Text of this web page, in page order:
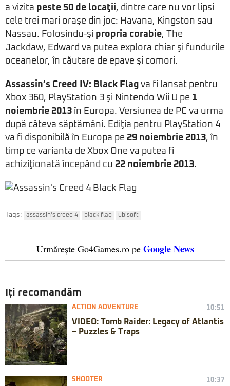
a vizita peste 50 de locaţii, dintre care nu vor lipsi
cele trei mari oraşe din joc: Havana, Kingston sau
Nassau. Folosindu-şi propria corabie, The
Jackdaw, Edward va putea explora chiar şi fundurile
oceanelor, în căutare de epave şi comori.
Assassin’s Creed IV: Black Flag va fi lansat pentru
Xbox 360, PlayStation 3 şi Nintendo Wii U pe 1
noiembrie 2013 în Europa. Versiunea de PC va urma
după câteva săptămâni. Ediţia pentru PlayStation 4
va fi disponibilă în Europa pe 29 noiembrie 2013, în
timp ce varianta de Xbox One va putea fi
achiziţionată începând cu 22 noiembrie 2013.
Tags: assassin's creed 4 black flag ubisoft
Urmărește Go4Games.ro pe Google News
Iți recomandăm
ACTION ADVENTURE 10:51
VIDEO: Tomb Raider: Legacy of Atlantis
– Puzzles & Traps
SHOOTER 10:37